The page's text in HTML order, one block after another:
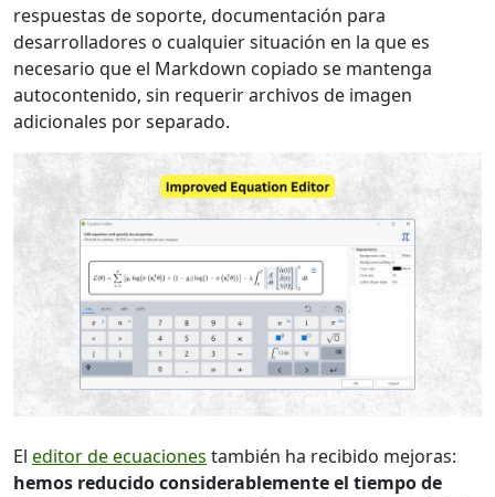
respuestas de soporte, documentación para
desarrolladores o cualquier situación en la que es
necesario que el Markdown copiado se mantenga
autocontenido, sin requerir archivos de imagen
adicionales por separado.
El editor de ecuaciones también ha recibido mejoras:
hemos reducido considerablemente el tiempo de